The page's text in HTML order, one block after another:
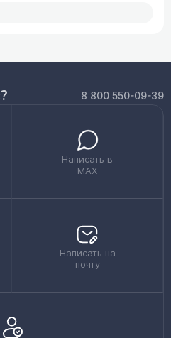
8 800 550-09-39
Написать в
MAX
Написать на
почту